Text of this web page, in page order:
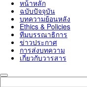
navigation
หน้าหลัก
ฉบับปัจจุบัน
บทความย้อนหลัง
Ethics & Policies
ทีมบรรณาธิการ
ข่าวประกาศ
การส่งบทความ
เกี่ยวกับวารสาร